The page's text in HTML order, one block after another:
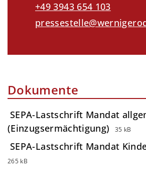
+49 3943 654 103
Dokumente
SEPA-Lastschrift Mandat
(Einzugsermächtigung)
35 kB
SEPA-Lastschrift Mandat
265 kB